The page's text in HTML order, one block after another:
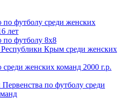
по футболу среди женских
лет
по футболу 8х8
Крым среди женских
среди женских команд 2000 г.р.
по футболу среди